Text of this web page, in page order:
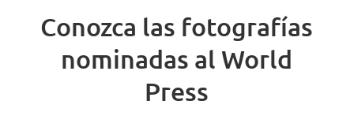
Conozca las fotografías
nominadas al World
Press